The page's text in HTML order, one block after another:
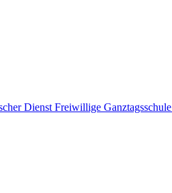
Dienst Freiwillige Ganztagsschule